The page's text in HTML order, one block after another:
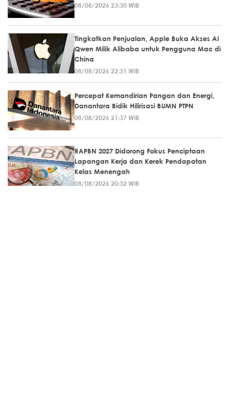
08/08/2026 23:30 WIB
Tingkatkan Penjualan, Apple Buka Akses AI
Qwen Milik Alibaba untuk Pengguna Mac di
China
08/08/2026 22:31 WIB
Percepat Kemandirian Pangan dan Energi,
Danantara Bidik Hilirisasi BUMN PTPN
08/08/2026 21:37 WIB
RAPBN 2027 Didorong Fokus Penciptaan
Lapangan Kerja dan Kerek Pendapatan
Kelas Menengah
08/08/2026 20:32 WIB